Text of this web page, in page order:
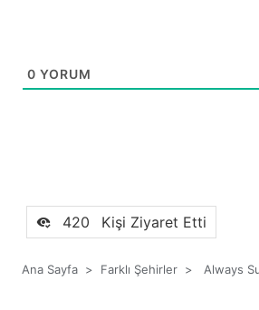
0 YORUM
420 Kişi Ziyaret Etti
Ana Sayfa > Farklı Şehirler > Always